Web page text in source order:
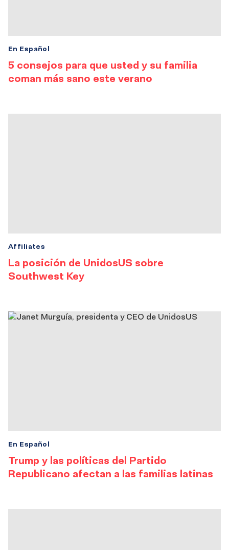
5 consejos para que usted y su familia
coman más sano este verano
En Español
La posición de UnidosUS sobre
Southwest Key
Affiliates
Trump y las políticas del Partido
Republicano afectan a las familias latinas
En Español